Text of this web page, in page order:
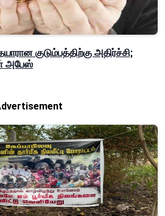
குடும்பத்திற்கு அதிர்ச்சி;
அபேஸ்